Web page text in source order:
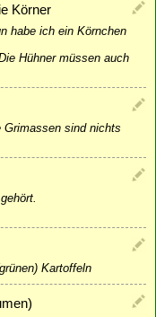
Körner
habe ich ein Körnchen
Hühner müssen auch
Grimassen sind nichts
Kartoffeln